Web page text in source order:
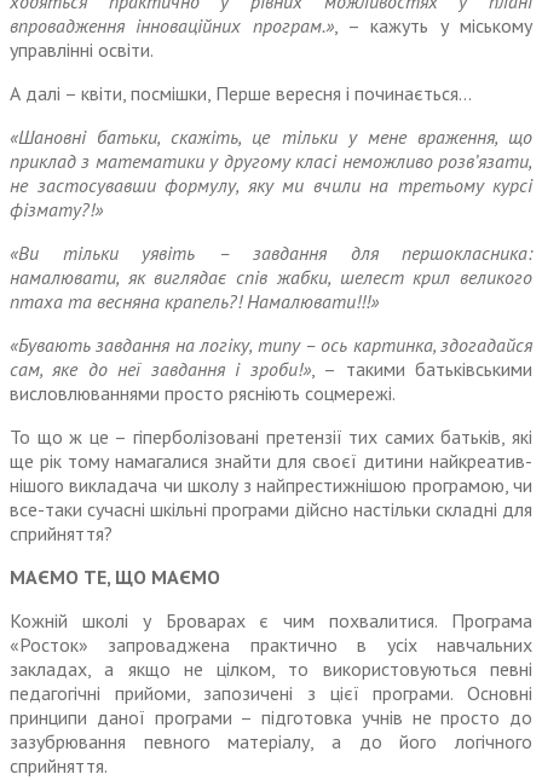
впровадження інноваційних програм.», – кажуть у міському
управлінні освіти.
А далі – квіти, посмішки, Перше вересня і починається…
«Шановні батьки, скажіть, це тільки у мене враження, що
приклад з математики у другому класі неможливо розв’язати,
не застосувавши формулу, яку ми вчили на третьому курсі
фізмату?!»
«Ви тільки уявіть – завдання для першокласника:
намалювати, як виглядає спів жабки, шелест крил великого
птаха та весняна крапель?! Намалювати!!!»
«Бувають завдання на логіку, типу – ось картинка, здогадайся
сам, яке до неї завдання і зроби!», – такими батьківськими
вислов­люваннями просто рясніють соцмережі.
То що ж це – гіперболізовані претензії тих самих батьків, які
ще рік тому намагалися знайти для своєї дитини найкреатив­
нішого викладача чи школу з найпрестижнішою програмою, чи
все-таки сучасні шкільні про­грами дійсно настільки складні для
сприйняття?
МАЄМО ТЕ, ЩО МАЄМО
Кожній школі у Броварах є чим похвалитися. Програма
«Росток» запроваджена практично в усіх навчальних
закладах, а якщо не цілком, то використовуються певні
педагогічні прийоми, запо­зичені з цієї програми. Основні
принципи даної програми – підготовка учнів не просто до
зазубрювання певного матеріалу, а до його логічного
сприйняття.